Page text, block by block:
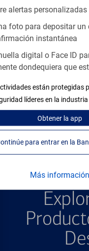
alertas personalizadas
foto para depositar un
instantánea
digital o Face ID
dondequiera que
están protegidas
líderes en la industria
Obtenerla app
Más información
Bloquear y
Extraviar una tarjeta
embargo, puede
tarjeta de débito